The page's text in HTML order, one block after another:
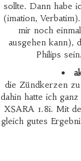
sollte. Dann habe
(imation,
mir noch
ausgehen kann),
Philips
die Zündkerzen
dahin hatte ich
XSARA 1.8i. Mit
gleich gutes